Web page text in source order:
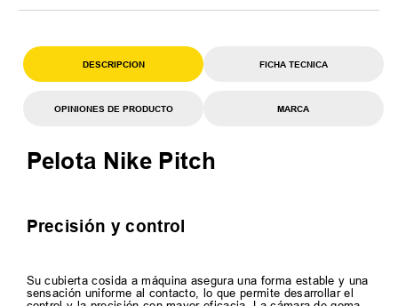
DESCRIPCION FICHA TECNICA
OPINIONES DE PRODUCTO MARCA
Pelota Nike Pitch
Precisión y control
Su cubierta cosida a máquina asegura una forma estable y una
sensación uniforme al contacto, lo que permite desarrollar el